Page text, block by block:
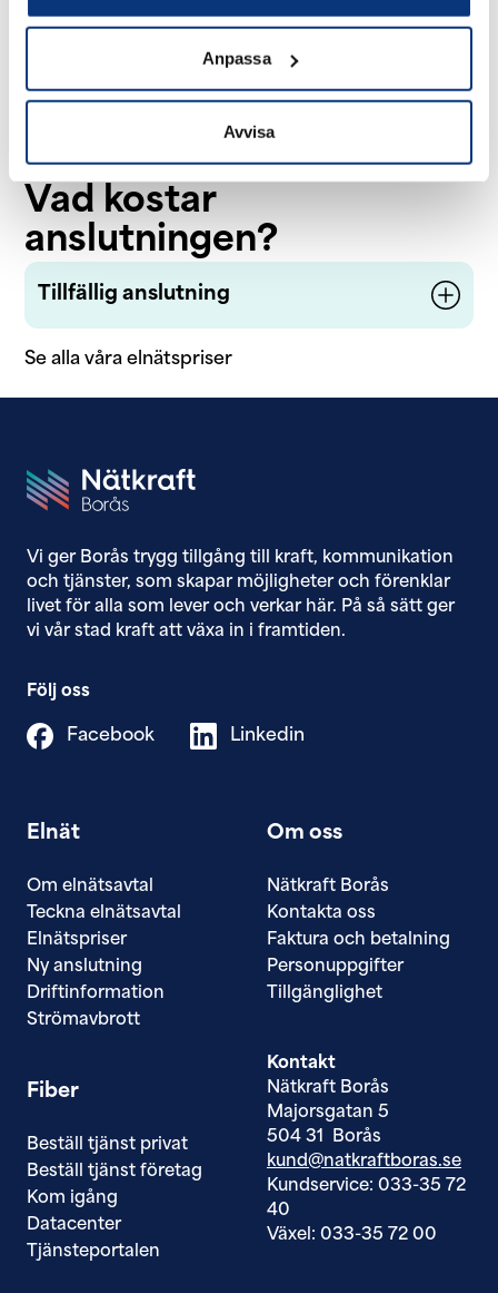
Anpassa
Avvisa
Nu har du ström under byggtiden.
Vad kostar
anslutningen?
Tillfällig anslutning
Se alla våra elnätspriser
Vi ger Borås trygg tillgång till ​kraft, kommunikation
och tjänster, som skapar möjligheter och förenklar
livet för alla som lever och verkar här. På så sätt ger
vi vår stad kraft att växa in i framtiden.
Följ oss
Facebook Linkedin
Elnät
Om elnätsavtal
Teckna elnätsavtal
Elnätspriser
Ny anslutning
Driftinformation
Strömavbrott
Fiber
Beställ tjänst privat
Beställ tjänst företag
Kom igång
Datacenter
Tjänsteportalen
Om oss
Nätkraft Borås
Kontakta oss
Faktura och betalning
Personuppgifter
Tillgänglighet
Kontakt
Nätkraft Borås
Majorsgatan 5
504 31 Borås
kund@natkraftboras.se
Kundservice: 033-35 72
40
Växel: 033-35 72 00